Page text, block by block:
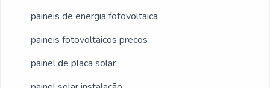
paineis de energia fotovoltaica
paineis fotovoltaicos precos
painel de placa solar